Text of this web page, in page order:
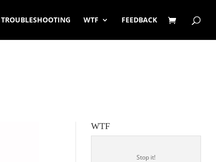
TROUBLESHOOTING WTF FEEDBACK
WTF
Stop it!